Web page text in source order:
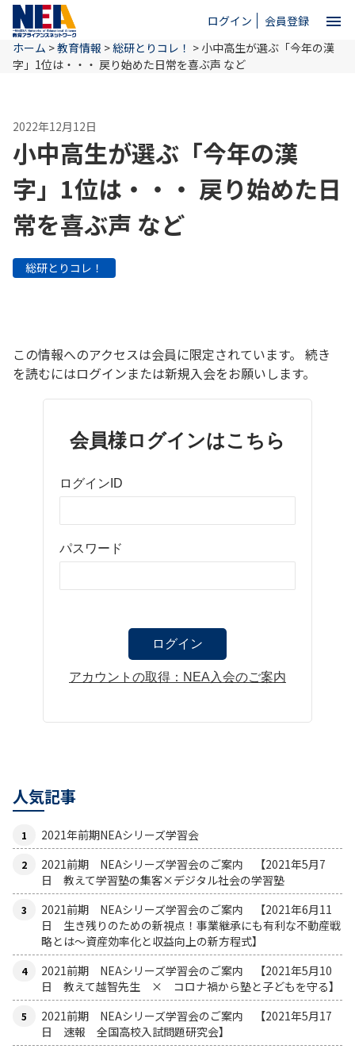
ログイン 会員登録 menu
ホーム
NEAとは
教育情報
お問い合わせ
ホーム >教育情報 >総研とりコレ！ > 小中高生が選ぶ「今年の漢
字」1位は・・・ 戻り始めた日常を喜ぶ声 など
2022年12月12日
小中高生が選ぶ「今年の漢
字」1位は・・・ 戻り始めた日
常を喜ぶ声 など
総研とりコレ！
この情報へのアクセスは会員に限定されています。 続き
を読むにはログインまたは新規入会をお願いします。
会員様ログインはこちら
ログインID
パスワード
アカウントの取得：NEA入会のご案内
人気記事
2021年前期NEAシリーズ学習会
2021前期 NEAシリーズ学習会のご案内 【2021年5月7
日 教えて学習塾の集客×デジタル社会の学習塾
2021前期 NEAシリーズ学習会のご案内 【2021年6月11
日 生き残りのための新視点！事業継承にも有利な不動産戦
略とは〜資産効率化と収益向上の新方程式】
2021前期 NEAシリーズ学習会のご案内 【2021年5月10
日 教えて越智先生 × コロナ禍から塾と子どもを守る】
2021前期 NEAシリーズ学習会のご案内 【2021年5月17
日 速報 全国高校入試問題研究会】